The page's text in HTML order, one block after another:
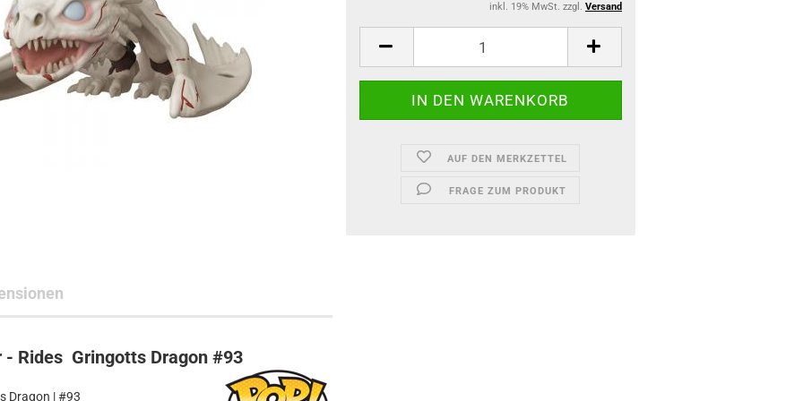
Toys
Subjects
inkl. 19% MwSt. zzgl. Versand
AUF DEN MERKZETTEL
FRAGE ZUM PRODUKT
- Rides Gringotts Dragon #93
Dragon | #93